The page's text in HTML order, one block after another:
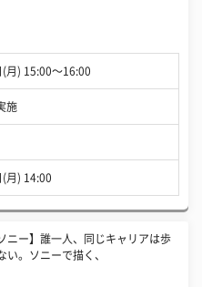
月) 15:00〜16:00
施
月) 14:00
ソニー】誰一人、同じキャリアは歩
い。ソニーで描く、